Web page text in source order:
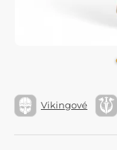
Vikingové